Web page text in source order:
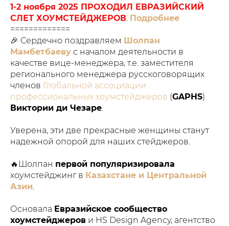
1-2 ноября 2025 ПРОХОДИЛ ЕВРАЗИЙСКИЙ
СЛЕТ ХОУМСТЕЙДЖЕРОВ. Подробнее
=============
🎉 Сердечно поздравляем Шолпан
Мамбетбаеву с началом деятельности в
качестве вице-менеджера, т.е. заместителя
регионального менеджера русскоговорящих
членов Глобальной ассоциации
профессиональных хоумстейджеров (GAPHS)
Виктории ди Чезаре.
Уверена, эти две прекрасные женщины станут
надежной опорой для наших стейджеров.
🔥Шолпан первой популяризировала
хоумстейджинг в Казахстане и Центральной
Азии.
Основала Евразийское сообщество
хоумстейджеров и HS Design Agency, агентство